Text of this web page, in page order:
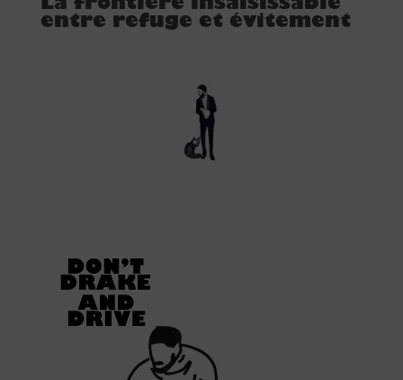
entre refuge et évitement